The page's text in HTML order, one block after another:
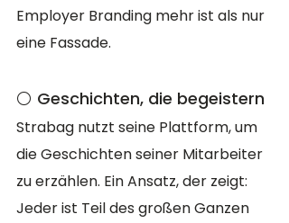
Employer Branding mehr ist als nur
eine Fassade.
⚪️ Geschichten, die begeistern
Strabag nutzt seine Plattform, um
die Geschichten seiner Mitarbeiter
zu erzählen. Ein Ansatz, der zeigt:
Jeder ist Teil des großen Ganzen